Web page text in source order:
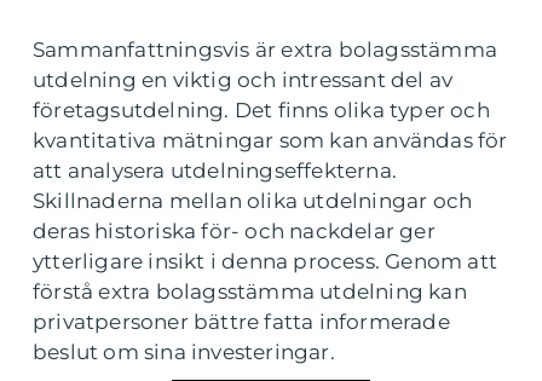
Sammanfattningsvis är extra bolagsstämma
utdelning en viktig och intressant del av
företagsutdelning. Det finns olika typer och
kvantitativa mätningar som kan användas för
att analysera utdelningseffekterna.
Skillnaderna mellan olika utdelningar och
deras historiska för- och nackdelar ger
ytterligare insikt i denna process. Genom att
förstå extra bolagsstämma utdelning kan
privatpersoner bättre fatta informerade
beslut om sina investeringar.